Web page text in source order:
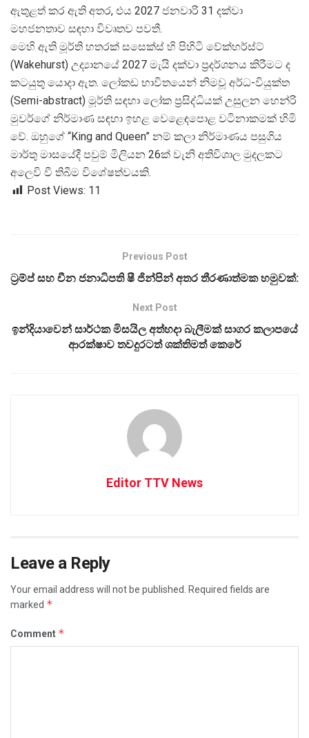
ඇතුළත් කර ඇති අතර, එය 2027 ජනවාරි 31 දක්වා
මහජනතාව සඳහා විවෘතව පවතී.
මෙහි ඇති මූර්ති හතරක් සසෙක්ස් හි පිහිටි වේක්හර්ස්ට්
(Wakehurst) උද්යානයේ 2027 මැයි දක්වා ප්රදර්ශනය කිරීමට ද
කටයුතු යොදා ඇත. ලෝකඩ භාවිතයෙන් නිමවූ අර්ධ-වියුක්ත
(Semi-abstract) මූර්ති සඳහා ලෝක ප්රසිද්ධියක් උසුලන හෙන්රි
මුවර්ගේ නිර්මාණ සඳහා ඉහළ වෙළෙඳපොළ වටිනාකමක් හිමි
වේ. ඔහුගේ “King and Queen” නම් කලා නිර්මාණය පසුගිය
මාර්තු මාසයේදී පවුම් මිලියන 26ක් වැනි අතිවිශාල මුදලකට
අලෙවි වී තිබීම විශේෂත්වයකි.
Post Views: 11
Previous Post
ට්‍රම්ප් සහ චීන ජනාධිපති ෂී ජින්පින් අතර තීරණාත්මක හමුවක්:
Next Post
ඉන්දියාවෙන් සාර්ථක මිසයිල අත්හදා බැලීමක් සාගර කලාපයේ
ආරක්ෂාව තවදුරටත් ශක්තිමත් කෙරේ
Editor TTV News
Leave a Reply
Your email address will not be published. Required fields are
marked *
Comment *